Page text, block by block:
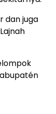
dan juga